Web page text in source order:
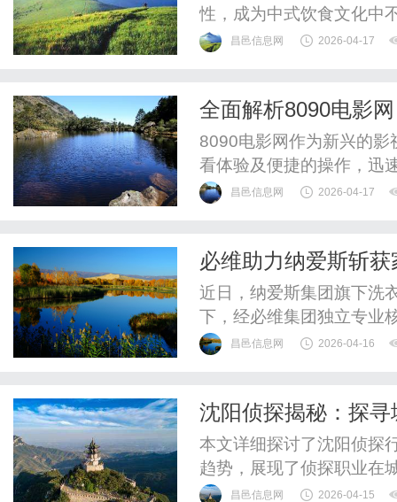
性，成为中式饮食文化中
器”的共识。但在快节奏
广泛讨论，有网传信息称
昌邑信息网 2026-04-17
全面解析8090电影
8090电影网作为新兴的
看体验及便捷的操作，迅
昌邑信息网 2026-04-17
必维助力纳爱斯斩
近日，纳爱斯集团旗下洗
下，经必维集团独立专业
全生命周期产品碳足迹认
昌邑信息网 2026-04-16
沈阳侦探揭秘：探
现状
本文详细探讨了沈阳侦探
趋势，展现了侦探职业在
昌邑信息网 2026-04-15